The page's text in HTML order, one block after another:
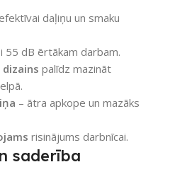
daļiņu un smaku
55 dB ērtākam darbam.
palīdz mazināt
– ātra apkope un mazāks
risinājums darbnīcai.
saderība